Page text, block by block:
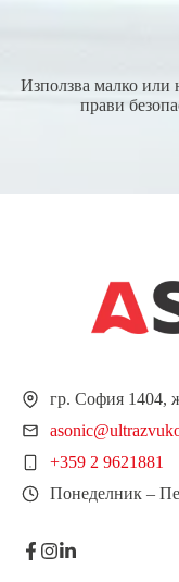
Използва малко или
прави
гр. София 1404,
+359 2 9621881
Понеделник –